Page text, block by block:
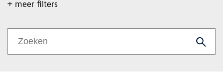
+ meer filters